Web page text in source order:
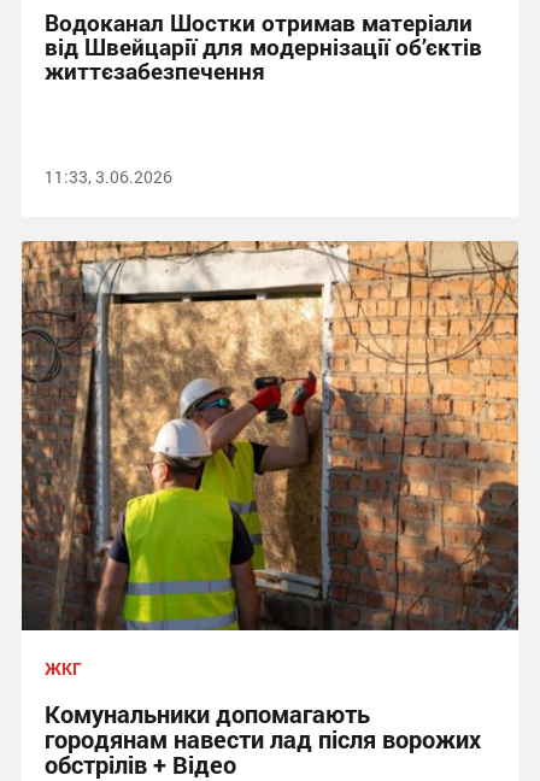
Водоканал Шостки отримав матеріали
від Швейцарії для модернізації об’єктів
життєзабезпечення
11:33, 3.06.2026
ЖКГ
Комунальники допомагають
городянам навести лад після ворожих
обстрілів + Відео